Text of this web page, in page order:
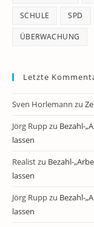
SCHULE SPD
ÜBERWACHUNG
Letzte
Sven Horlemann zu
Jörg Ruppzu Bezahl-
lassen
Realistzu Bezahl-
lassen
Jörg Ruppzu Bezahl-
lassen